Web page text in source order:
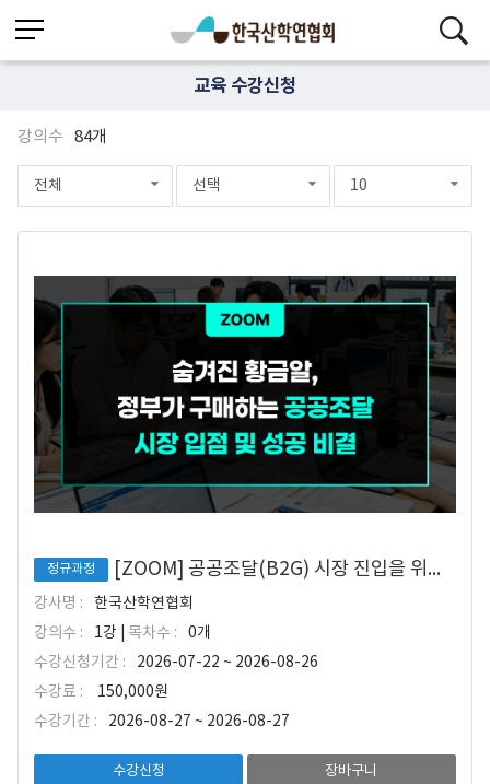
교육 수강신청
강의수 84개
전체 선택 10
정규과정 [ZOOM] 공공조달(B2G) 시장 진입을 위한 기술인증 전략 및 판로개척 로드맵
강사명 :
한국산학연협회
강의수 :
1강 | 목차수 :
0개
수강신청기간 :
2026-07-22 ~ 2026-08-26
수강료 :
150,000원
수강기간 :
2026-08-27 ~ 2026-08-27
수강신청 장바구니